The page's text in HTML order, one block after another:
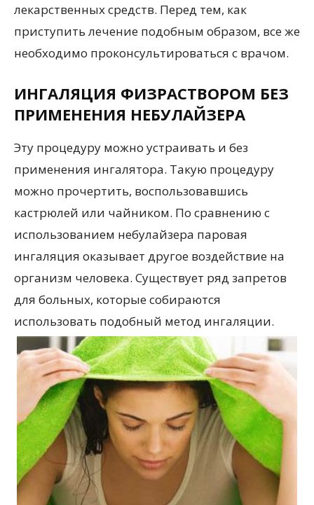
лекарственных средств. Перед тем, как
приступить лечение подобным образом, все же
необходимо проконсультироваться с врачом.
ИНГАЛЯЦИЯ ФИЗРАСТВОРОМ БЕЗ
ПРИМЕНЕНИЯ НЕБУЛАЙЗЕРА
Эту процедуру можно устраивать и без
применения ингалятора. Такую процедуру
можно прочертить, воспользовавшись
кастрюлей или чайником. По сравнению с
использованием небулайзера паровая
ингаляция оказывает другое воздействие на
организм человека. Существует ряд запретов
для больных, которые собираются
использовать подобный метод ингаляции.